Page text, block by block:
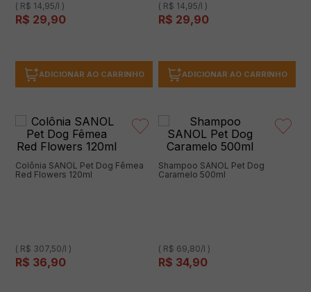
( R$ 14,95/l )
R$ 29,90
ADICIONAR AO CARRINHO
( R$ 14,95/l )
R$ 29,90
ADICIONAR AO CARRINHO
Colônia SANOL Pet Dog Fêmea
Red Flowers 120ml
( R$ 307,50/l )
R$ 36,90
Shampoo SANOL Pet Dog
Caramelo 500ml
( R$ 69,80/l )
R$ 34,90